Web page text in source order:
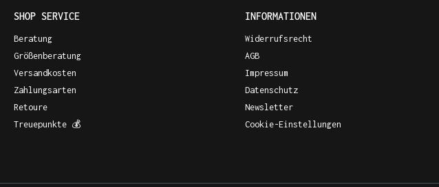
SHOP SERVICE
Beratung
Größenberatung
Versandkosten
Zahlungsarten
Retoure
Treuepunkte 💰
INFORMATIONEN
Widerrufsrecht
AGB
Impressum
Datenschutz
Newsletter
Cookie-Einstellungen